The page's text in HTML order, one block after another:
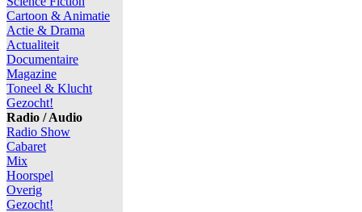
Cartoon & Animatie
Actie & Drama
Actualiteit
Documentaire
Magazine
Toneel & Klucht
Gezocht!
Radio / Audio
Radio Show
Cabaret
Mix
Hoorspel
Overig
Gezocht!